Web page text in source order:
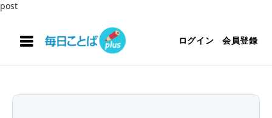
post
ログイン 会員登録